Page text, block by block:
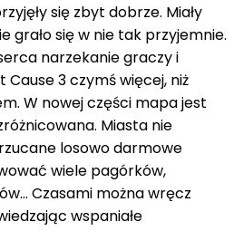
się zbyt dobrze. Miały
grało się w nie tak przyjemnie.
narzekanie graczy i
3 czymś więcej, niż
W nowej części mapa jest
Miasta nie
losowo darmowe
wiele pagórków,
Czasami można wręcz
wspaniałe